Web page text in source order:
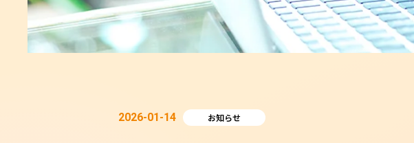
2026-01-14 お知らせ